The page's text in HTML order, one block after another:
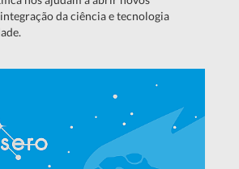
da ciência e tecnologia